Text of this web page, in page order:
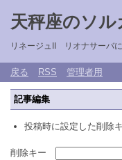
天秤座のソル
リネージュII リオナサーバ
戻る RSS 管理者用
記事編集
投稿時に設定した削除
削除キー